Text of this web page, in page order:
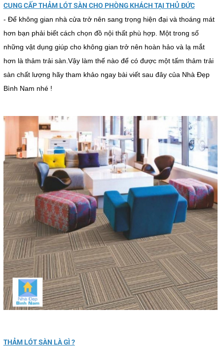
CUNG CẤP THẢM LÓT SÀN CHO PHÒNG KHÁCH TẠI THỦ ĐỨC
- Để không gian nhà cửa trở nên sang trọng hiện đại và thoáng mát
hơn bạn phải biết cách chọn đồ nội thất phù hợp. Một trong số
những vật dụng giúp cho không gian trở nên hoàn hảo và lạ mắt
hơn là thảm trải sàn.Vậy làm thế nào để có được một tấm thảm trải
sàn chất lượng hãy tham khảo ngay bài viết sau đây của Nhà Đẹp
Bình Nam nhé !
THẢM LÓT SÀN LÀ GÌ ?